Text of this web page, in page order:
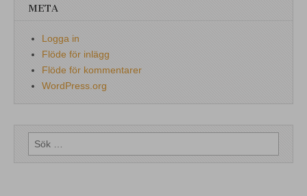
META
Logga in
Flöde för inlägg
Flöde för kommentarer
WordPress.org
Sök
efter: